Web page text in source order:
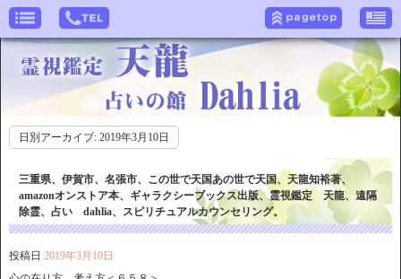
日別アーカイブ: 2019年3月10日
三重県、伊賀市、名張市、この世で天国あの世で天国、天龍知裕著、
amazonオンストア本、ギャラクシーブックス出版、霊視鑑定 天龍、遠隔
除霊、占い dahlia、スピリチュアルカウンセリング。
投稿日 2019年3月10日